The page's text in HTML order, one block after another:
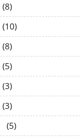
(8)
(10)
(8)
(5)
(3)
(3)
(5)